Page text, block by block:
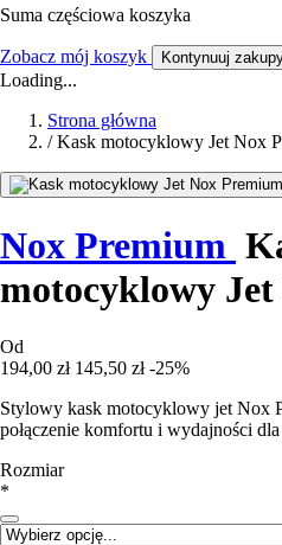
Suma częściowa koszyka
Zobacz mój koszyk Kontynuuj
Loading...
Strona główna
/ Kask motocyklowy Jet Nox
Nox Premium
motocyklowy
Od
194,00 zł 145,50 zł -25%
Stylowy kask motocyklowy jet Nox
połączenie komfortu i wydajności
Rozmiar
*